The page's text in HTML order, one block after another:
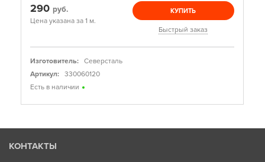
290 руб.
Цена указана за 1 м.
КУПИТЬ
Быстрый заказ
Изготовитель:
Северсталь
Артикул:
330060120
Есть в наличии
КОНТАКТЫ